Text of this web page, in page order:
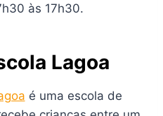
às 17h30.
Lagoa
é uma escola de